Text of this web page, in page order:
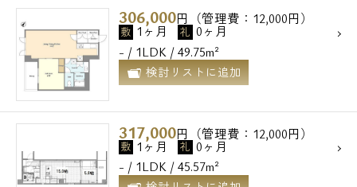
306,000円（管理費：12,000円）
敷 1ヶ月 礼 0ヶ月
- / 1LDK / 49.75m²
検討リストに追加
317,000円（管理費：12,000円）
敷 1ヶ月 礼 0ヶ月
- / 1LDK / 45.57m²